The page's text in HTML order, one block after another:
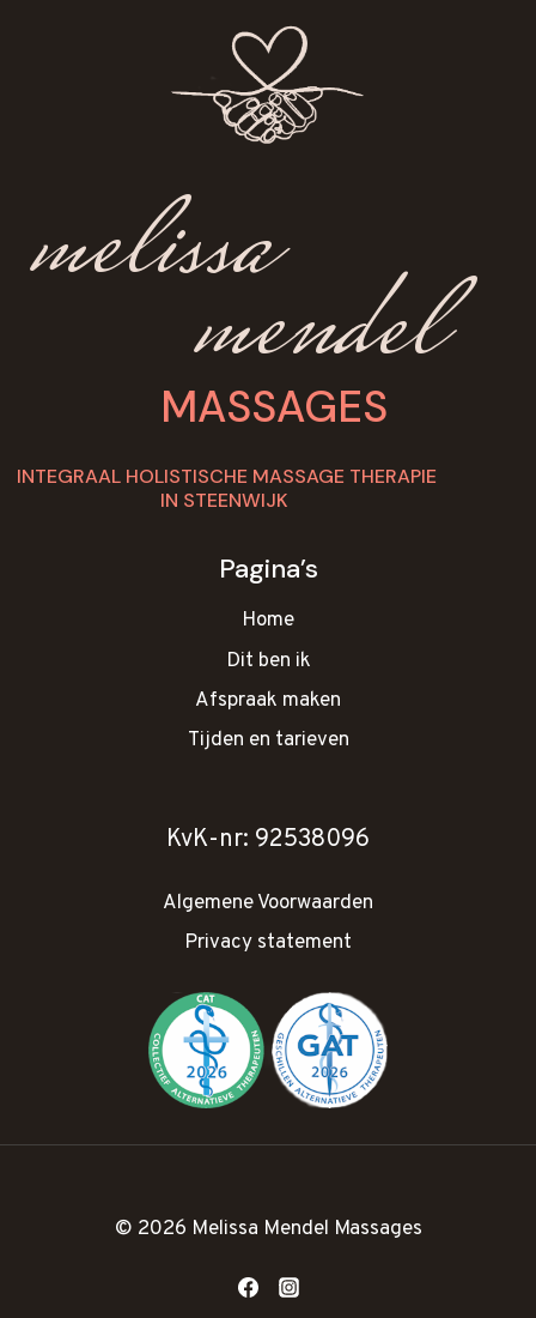
melissamendel
MASSAGES
INTEGRAAL HOLISTISCHE MASSAGE THERAPIE
IN STEENWIJK
Pagina’s
Home
Dit ben ik
Afspraak maken
Tijden en tarieven
KvK-nr: 92538096
Algemene Voorwaarden
Privacy statement
© 2026 Melissa Mendel Massages